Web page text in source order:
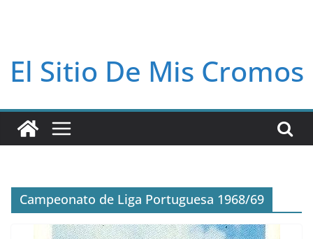
El Sitio De Mis Cromos
Campeonato de Liga Portuguesa 1968/69